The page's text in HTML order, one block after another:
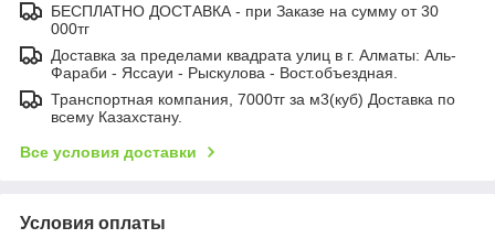
БЕСПЛАТНО ДОСТАВКА - при Заказе на сумму от 30
000тг
Доставка за пределами квадрата улиц в г. Алматы: Аль-
Фараби - Яссауи - Рыскулова - Вост.объездная.
Транспортная компания, 7000тг за м3(куб) Доставка по
всему Казахстану.
Все условия доставки
Условия оплаты